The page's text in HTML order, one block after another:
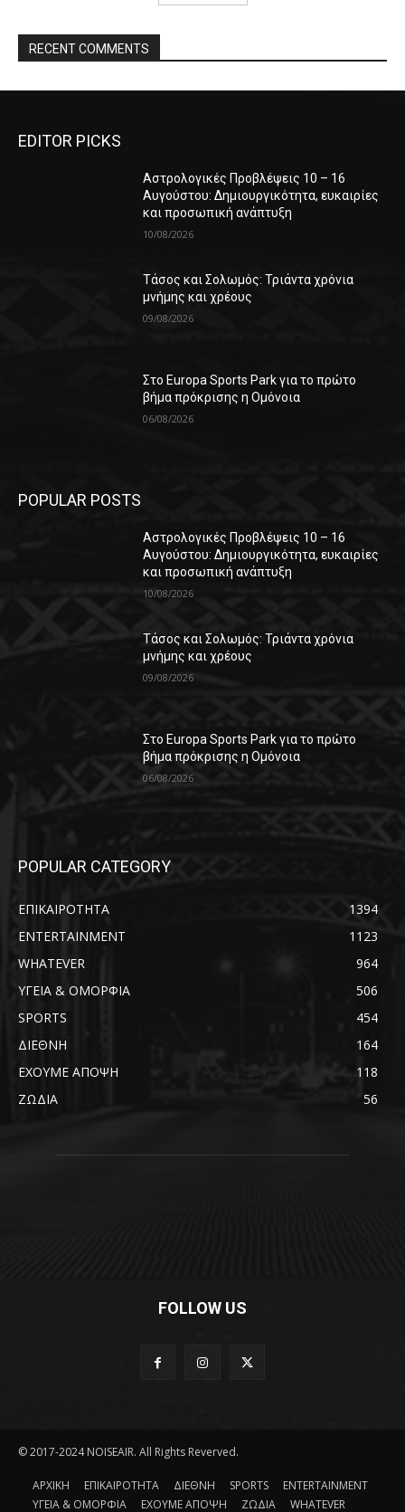
RECENT COMMENTS
EDITOR PICKS
Αστρολογικές Προβλέψεις 10 – 16
Αυγούστου: Δημιουργικότητα, ευκαιρίες
και προσωπική ανάπτυξη
10/08/2026
Τάσος και Σολωμός: Τριάντα χρόνια
μνήμης και χρέους
09/08/2026
Στο Europa Sports Park για το πρώτο
βήμα πρόκρισης η Ομόνοια
06/08/2026
POPULAR POSTS
Αστρολογικές Προβλέψεις 10 – 16
Αυγούστου: Δημιουργικότητα, ευκαιρίες
και προσωπική ανάπτυξη
10/08/2026
Τάσος και Σολωμός: Τριάντα χρόνια
μνήμης και χρέους
09/08/2026
Στο Europa Sports Park για το πρώτο
βήμα πρόκρισης η Ομόνοια
06/08/2026
POPULAR CATEGORY
ΕΠΙΚΑΙΡΟΤΗΤΑ
1394
ENTERTAINMENT
1123
WHATEVER
964
ΥΓΕΙΑ & ΟΜΟΡΦΙΑ
506
SPORTS
454
ΔΙΕΘΝΗ
164
ΕΧΟΥΜΕ ΑΠΟΨΗ
118
ΖΩΔΙΑ
56
FOLLOW US
© 2017-2024 NOISEAIR. All Rights Reverved.
ΑΡΧΙΚΗ ΕΠΙΚΑΙΡΟΤΗΤΑ ΔΙΕΘΝΗ SPORTS
ENTERTAINMENT
ΥΓΕΙΑ & ΟΜΟΡΦΙΑ
ΕΧΟΥΜΕ ΑΠΟΨΗ ΖΩΔΙΑ WHATEVER